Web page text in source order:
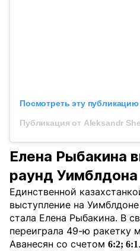
Посмотреть эту
Елена Рыбакина
раунд Уимблдона
Единственной
выступление на
стала Елена Рыбакина. В
переиграла 49-ю ракетку
Аванесян со счетом 6:2; 6:1.